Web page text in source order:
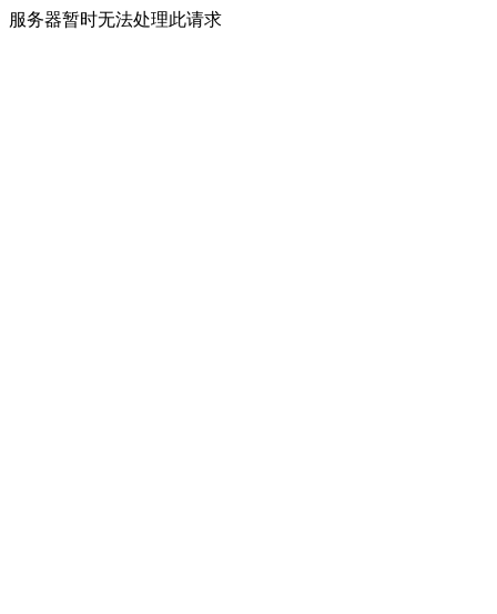
服务器暂时无法处理此请求